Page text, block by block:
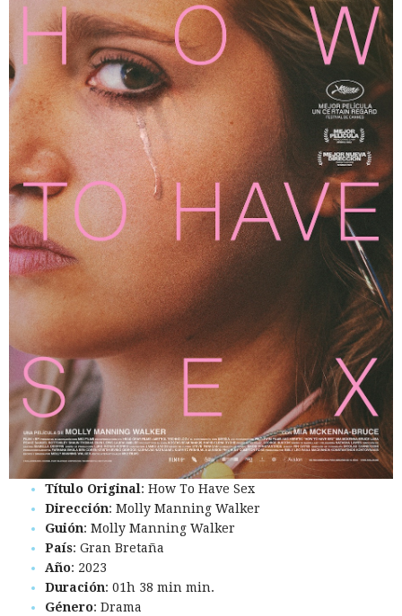
Título Original: How To Have Sex
Dirección: Molly Manning Walker
Guión: Molly Manning Walker
País: Gran Bretaña
Año: 2023
Duración: 01h 38 min min.
Género: Drama